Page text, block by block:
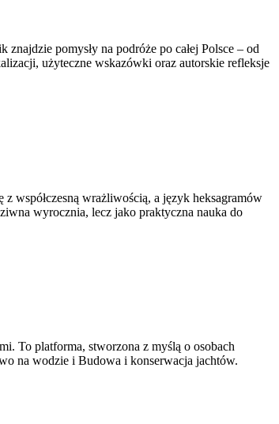
pomysły na podróże po całej Polsce – od
użyteczne wskazówki oraz autorskie refleksje
współczesną wrażliwością, a język heksagramów
wyrocznia, lecz jako praktyczna nauka do
To platforma, stworzona z myślą o osobach
na wodzie i Budowa i konserwacja jachtów.